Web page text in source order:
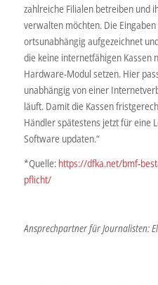
zahlreiche Filialen betreiben und
verwalten möchten. Die
ortsunabhängig aufgezeichnet
die keine internetfähigen Kassen
Hardware-Modul setzen. Hier
unabhängig von einer
läuft. Damit die Kassen
Händler spätestens jetzt für eine
Software updaten.“
*Quelle: https://dfka.net/bmf-
pflicht/
Ansprechpartner für Journalisten: